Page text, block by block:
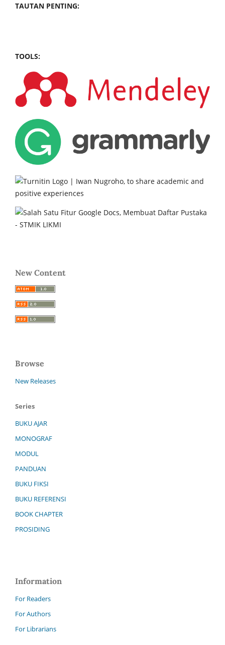
TAUTAN PENTING:
TOOLS:
New Content
Browse
New Releases
Series
BUKU AJAR
MONOGRAF
MODUL
PANDUAN
BUKU FIKSI
BUKU REFERENSI
BOOK CHAPTER
PROSIDING
Information
For Readers
For Authors
For Librarians